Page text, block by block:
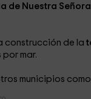
de Nuestra
construcción de la
mar.
municipios como